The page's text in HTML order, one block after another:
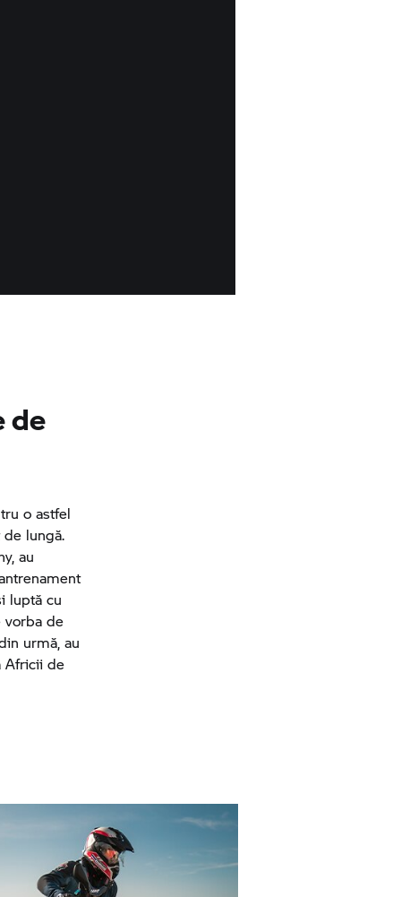
de
o astfel
lungă.
au
luptă cu
vorba de
urmă, au
Africii de